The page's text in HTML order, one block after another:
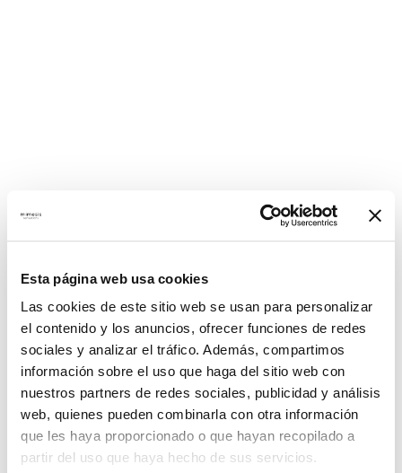
Esta página web usa cookies
Las cookies de este sitio web se usan para personalizar
el contenido y los anuncios, ofrecer funciones de redes
sociales y analizar el tráfico. Además, compartimos
información sobre el uso que haga del sitio web con
nuestros partners de redes sociales, publicidad y análisis
web, quienes pueden combinarla con otra información
que les haya proporcionado o que hayan recopilado a
partir del uso que haya hecho de sus servicios.